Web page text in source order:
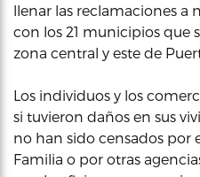
llenar las reclamaciones a
con los 21 municipios que
zona central y este de
Los individuos y los
si tuvieron daños en sus
no han sido censados por
Familia o por otras